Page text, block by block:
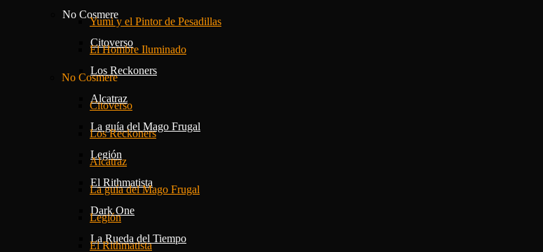
No Cosmere
Citoverso
Los Reckoners
Alcatraz
La guía del Mago Frugal
Legión
El Rithmatista
Dark One
La Rueda del Tiempo
Yumi y el Pintor de Pesadillas
El Hombre Iluminado
No Cosmere
Citoverso
Los Reckoners
Alcatraz
La guía del Mago Frugal
Legión
El Rithmatista